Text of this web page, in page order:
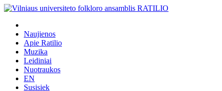
Naujienos
Apie Ratilio
Muzika
Leidiniai
Nuotraukos
EN
Susisiek